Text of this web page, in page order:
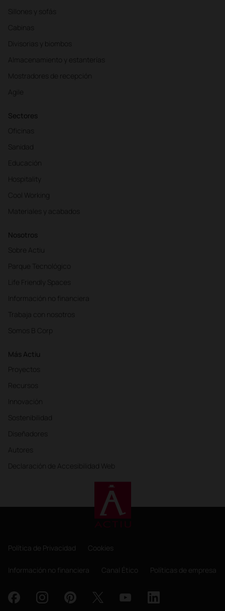
Sillones y sofás
Cabinas
Divisorias y biombos
Almacenamiento y estanterías
Mostradores de recepción
Agile
Sectores
Oficinas
Sanidad
Educación
Hospitality
Cool Working
Materiales y acabados
Nosotros
Sobre Actiu
Parque Tecnológico
Life Friendly Spaces
Información no financiera
Trabaja con nosotros
Somos B Corp
Más Actiu
Proyectos
Recursos
Innovación
Sostenibilidad
Diseñadores
Autores
Declaración de Accesibilidad Web
Política de Privacidad Cookies
Información no financiera Canal Ético Políticas de empresa